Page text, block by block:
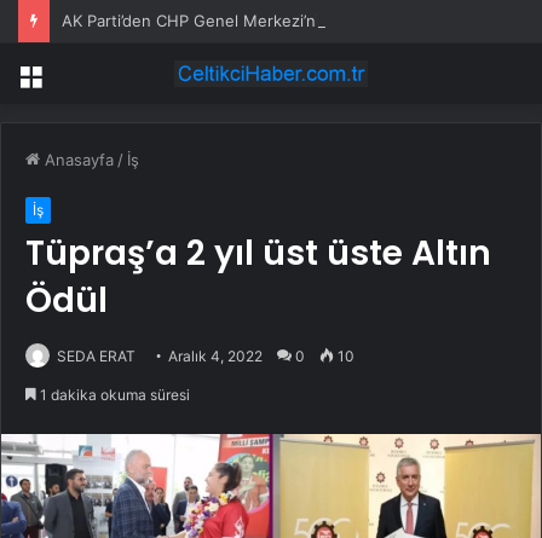
Menü
Anasayfa / İş
İş
Tüpraş’a 2 yıl üst üste Altın
Ödül
SEDA ERAT Aralık 4, 2022 0 10
1 dakika okuma süresi